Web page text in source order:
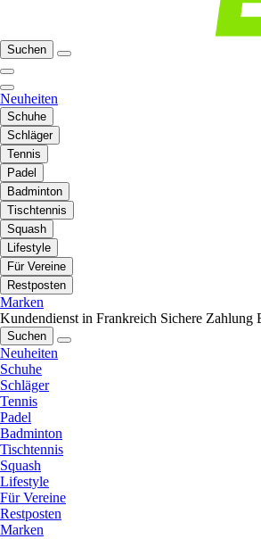
Suchen
Neuheiten
Schuhe
Schläger
Tennis
Padel
Badminton
Tischtennis
Squash
Lifestyle
Für Vereine
Restposten
Marken
Kundendienst in Frankreich Sichere Zahlung
Suchen
Neuheiten
Schuhe
Schläger
Tennis
Padel
Badminton
Tischtennis
Squash
Lifestyle
Für Vereine
Restposten
Marken